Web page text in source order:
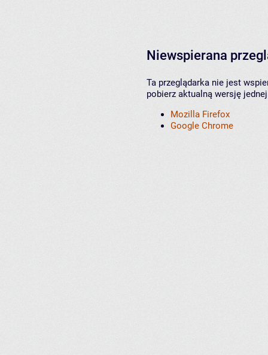
Niewspierana
Ta przeglądarka nie jest
pobierz aktualną wersję
Mozilla Firefox
Google Chrome